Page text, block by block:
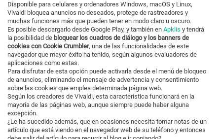
Disponible para celulares y ordenadores Windows, macOS y Linux,
Vivaldi bloquea anuncios no deseados, protege de rastreadores y
muchas funciones más que pueden tener en modo claro u oscuro.
Es posible descargarlo desde Google Play, y también en Apklis y tendrá
la posibilidad de bloquear los cuadros de diálogo y los banners de
cookies con Cookie Crumbler, una de las funcionalidades de este
navegador que mayor éxito ha tenido, según algunos evaluadores de
aplicaciones como estas.
Para disfrutar de esta opción puede activarla desde el menú de bloqueo
de anuncios, eliminando el mensaje de advertencia y consentimiento
sobre las cookies que emplea determinada página web.
Según los creadores de Vivaldi, esta característica funcionará en la
mayoría de las páginas web, aunque siempre puede haber alguna
excepción.
¿Le ha sucedido además, que en ocasiones necesita tomar notas de un
artículo que está viendo en el navegador web de su teléfono y entonces